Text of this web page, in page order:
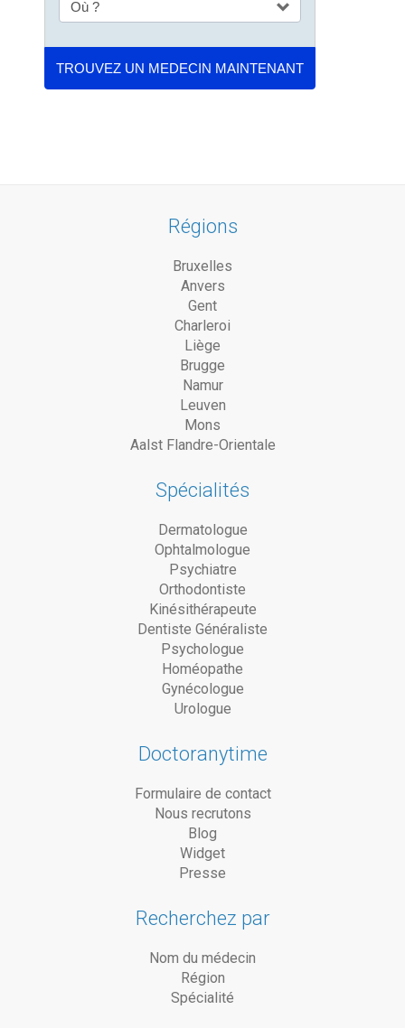
Régions
Bruxelles
Anvers
Gent
Charleroi
Liège
Brugge
Namur
Leuven
Mons
Aalst Flandre-Orientale
Spécialités
Dermatologue
Ophtalmologue
Psychiatre
Orthodontiste
Kinésithérapeute
Dentiste Généraliste
Psychologue
Homéopathe
Gynécologue
Urologue
Doctoranytime
Formulaire de contact
Nous recrutons
Blog
Widget
Presse
Recherchez par
Nom du médecin
Région
Spécialité